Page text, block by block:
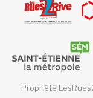
Propriété